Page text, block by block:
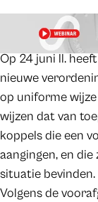
Op 24 juni ll.
nieuwe
op uniforme
wijzen dat van
koppels die een
aangingen, en
situatie bevinden.
Volgens de